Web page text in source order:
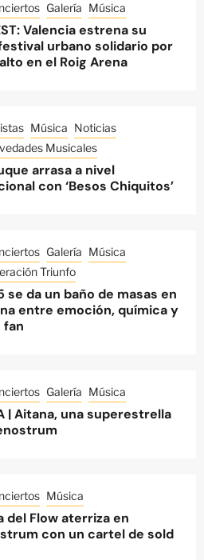
Galería Música
Valencia estrena su
urbano solidario por
en el Roig Arena
Música Noticias
Musicales
arrasa a nivel
con ‘Besos Chiquitos’
Galería Música
Triunfo
se da un baño de masas en
entre emoción, química y
Galería Música
| Aitana, una superestrella
Música
del Flow aterriza en
con un cartel de sold